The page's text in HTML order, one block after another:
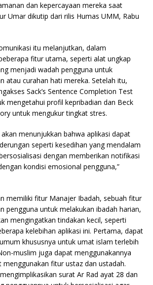
dan kepercayaan mereka saat
Umar dikutip dari rilis Humas UMM, Rabu
itu melanjutkan, dalam
fitur utama, seperti alat ungkap
menjadi wadah pengguna untuk
atau curahan hati mereka. Setelah itu,
Sack’s Sentence Completion Test
mengetahui profil kepribadian dan Beck
untuk mengukur tingkat stres.
akan menunjukkan bahwa aplikasi dapat
seperti kesedihan yang mendalam
dengan memberikan notifikasi
kondisi emosional pengguna,”
memiliki fitur Manajer Ibadah, sebuah fitur
pengguna untuk melakukan ibadah harian,
mengingatkan tindakan kecil, seperti
kelebihan aplikasi ini. Pertama, dapat
khususnya untuk umat islam terlebih
muslim juga dapat menggunakannya
menggunakan fitur ustaz dan ustadah.
surat Ar Rad ayat 28 dan